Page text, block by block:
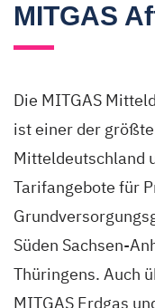
MITGAS
Die MITGAS
ist einer der
Mitteldeutschland
Tarifangebote für
Süden Sachsen-
Thüringens. Auch
MITGAS Erdgas